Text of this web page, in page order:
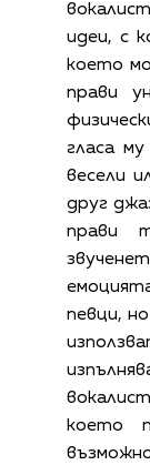
идеи, с
което
прави
гласа
весели
друг
прави
певци,
което